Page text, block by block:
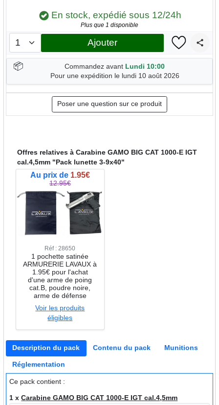
En stock, expédié sous 12/24h
Plus que 1 disponible
Ajouter
📦 Commandez avant Lundi 10:00
Pour une expédition le lundi 10 août 2026
Poser une question sur ce produit
Offres relatives à Carabine GAMO BIG CAT 1000-E IGT
cal.4,5mm "Pack lunette 3-9x40"
Au prix de 1.95€
12.95€
Réf : 28650
1 pochette satinée
ARMURERIE LAVAUX à
1.95€ pour l'achat
d'une arme de poing
cat.B, poudre noire,
arme de défense
Voir les produits
éligibles
Description du pack Contenu du pack Munitions
Réglementation
Ce pack contient :
1 xCarabine GAMO BIG CAT 1000-E IGT cal.4,5mm